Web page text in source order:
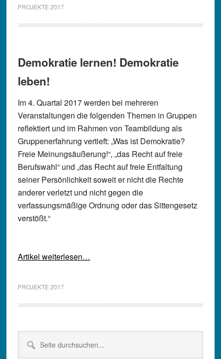
PROJEKTE 2017
Demokratie lernen! Demokratie
leben!
Im 4. Quartal 2017 werden bei mehreren
Veranstaltungen die folgenden Themen in Gruppen
reflektiert und im Rahmen von Teambildung als
Gruppenerfahrung vertieft: „Was ist Demokratie?
Freie Meinungsäußerung!“, „das Recht auf freie
Berufswahl“ und „das Recht auf freie Entfaltung
seiner Persönlichkeit soweit er nicht die Rechte
anderer verletzt und nicht gegen die
verfassungsmäßige Ordnung oder das Sittengesetz
verstößt.“
Artikel weiterlesen…
PROJEKTE 2017
Seitenspalte
durchsuchen...